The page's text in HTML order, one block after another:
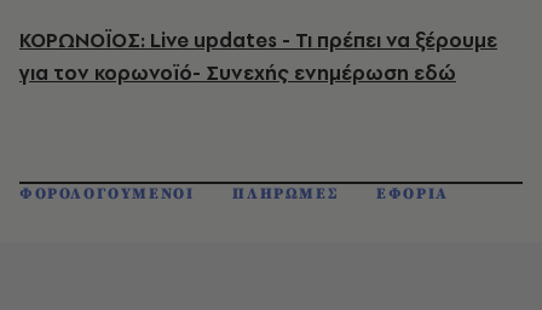
ΚΟΡΩΝΟΪΟΣ: Live updates - Τι πρέπει να ξέρουμε
για τον κορωνοϊό- Συνεχής ενημέρωση εδώ
ΦΟΡΟΛΟΓΟΥΜΕΝΟΙ ΠΛΗΡΩΜΕΣ ΕΦΟΡΙΑ